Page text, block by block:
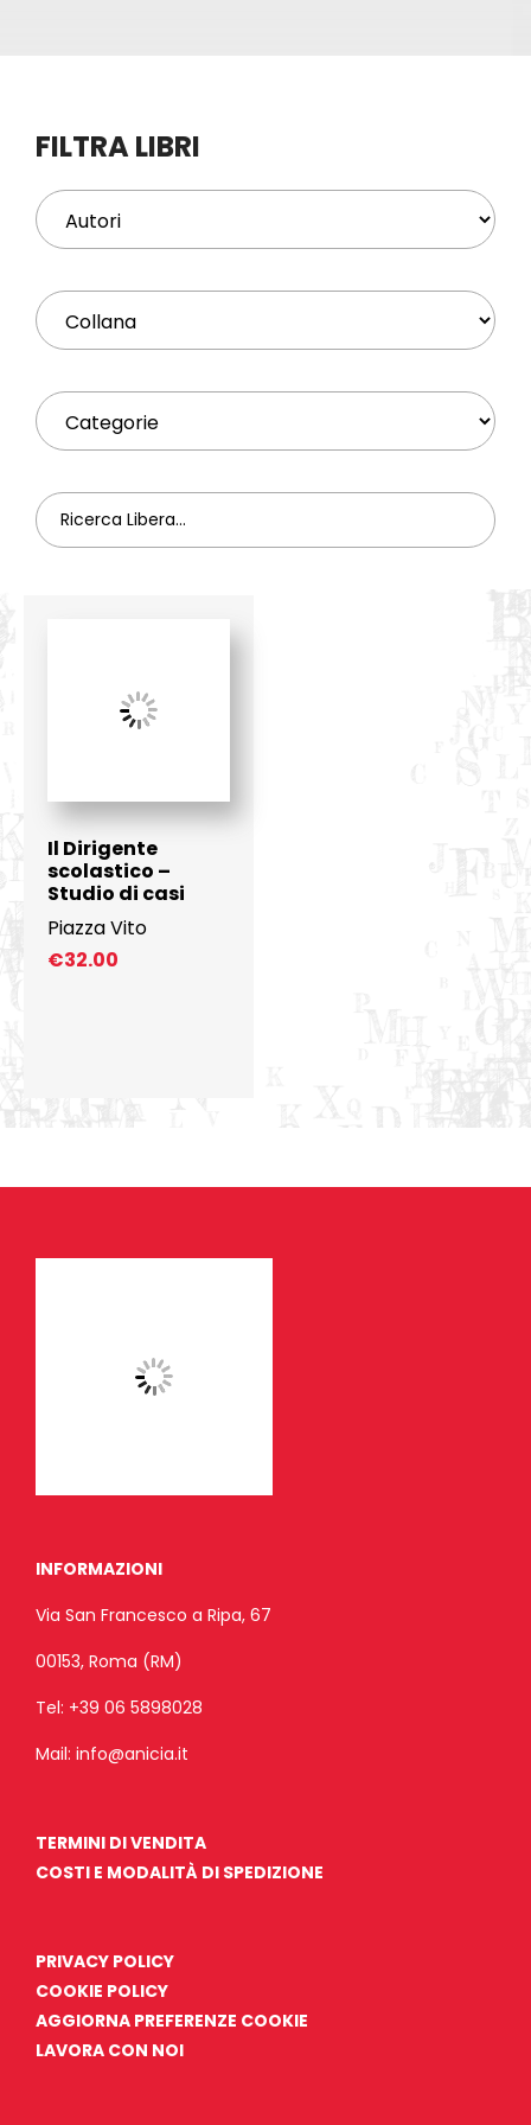
Profilo
FILTRA LIBRI
Il Dirigente
scolastico –
Studio di casi
Piazza Vito
€32.00
INFORMAZIONI
Via San Francesco a Ripa, 67
00153, Roma (RM)
Tel: +39 06 5898028
Mail: info@anicia.it
TERMINI DI VENDITA
COSTI E MODALITÀ DI SPEDIZIONE
PRIVACY POLICY
COOKIE POLICY
AGGIORNA PREFERENZE COOKIE
LAVORA CON NOI